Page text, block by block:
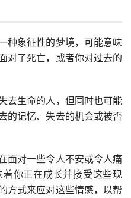
种象征性的梦境，可能意味
对了死亡，或者你对过去的
去生命的人，但同时也可能
的记忆、失去的机会或被否
面对一些令人不安或令人痛
你正在成长并接受这些现
方式来应对这些情感，以帮